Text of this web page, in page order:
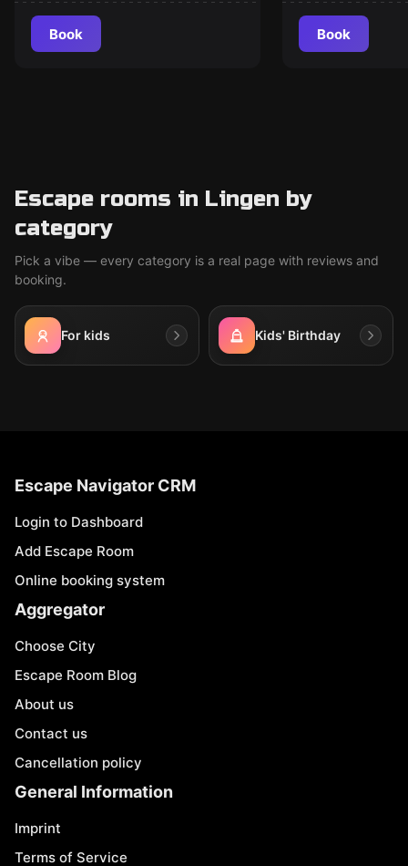
Book Book
Escape rooms in Lingen by
category
Pick a vibe — every category is a real page with reviews and
booking.
For kids Kids' Birthday
Escape Navigator CRM
Login to Dashboard
Add Escape Room
Online booking system
Aggregator
Choose City
Escape Room Blog
About us
Contact us
Cancellation policy
General Information
Imprint
Terms of Service